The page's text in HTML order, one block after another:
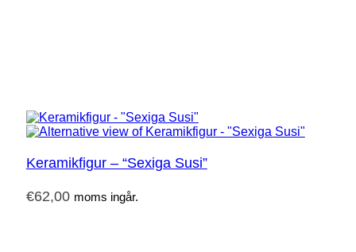
Keramikfigur – “Sexiga Susi”
€62,00 moms ingår.